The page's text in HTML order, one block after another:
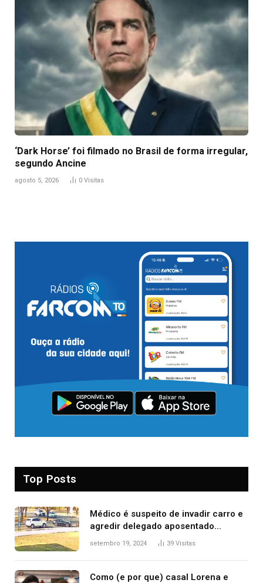
‘Dark Horse’ foi filmado no Brasil de forma irregular,
segundo Ancine
agosto 5, 2026 0 Visitas
Top Posts
Médico é suspeito de invadir carro e
agredir delegado aposentado
durante confusão no trânsito
setembro 19, 2024 39 Visitas
Como (e por que) casal Lorena e